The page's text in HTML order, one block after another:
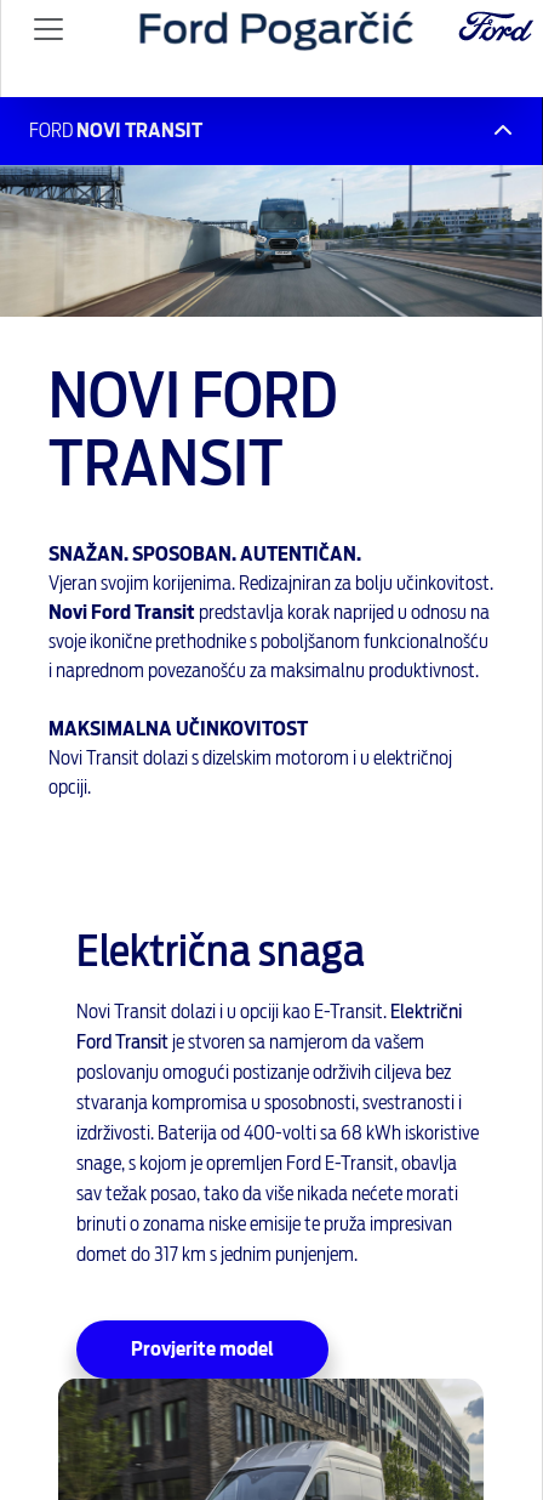
FORD NOVI TRANSIT
NOVI FORD
TRANSIT
SNAŽAN. SPOSOBAN. AUTENTIČAN.
Vjeran svojim korijenima. Redizajniran za bolju učinkovitost.
Novi Ford Transit predstavlja korak naprijed u odnosu na
svoje ikonične prethodnike s poboljšanom funkcionalnošću
i naprednom povezanošću za maksimalnu produktivnost.
MAKSIMALNA UČINKOVITOST
Novi Transit dolazi s dizelskim motorom i u električnoj
opciji.
Električna snaga
Novi Transit dolazi i u opciji kao E-Transit. Električni
Ford Transit je stvoren sa namjerom da vašem
poslovanju omogući postizanje održivih ciljeva bez
stvaranja kompromisa u sposobnosti, svestranosti i
izdrživosti. Baterija od 400-volti sa 68 kWh iskoristive
snage, s kojom je opremljen Ford E-Transit, obavlja
sav težak posao, tako da više nikada nećete morati
brinuti o zonama niske emisije te pruža impresivan
domet do 317 km s jednim punjenjem.
Provjerite model